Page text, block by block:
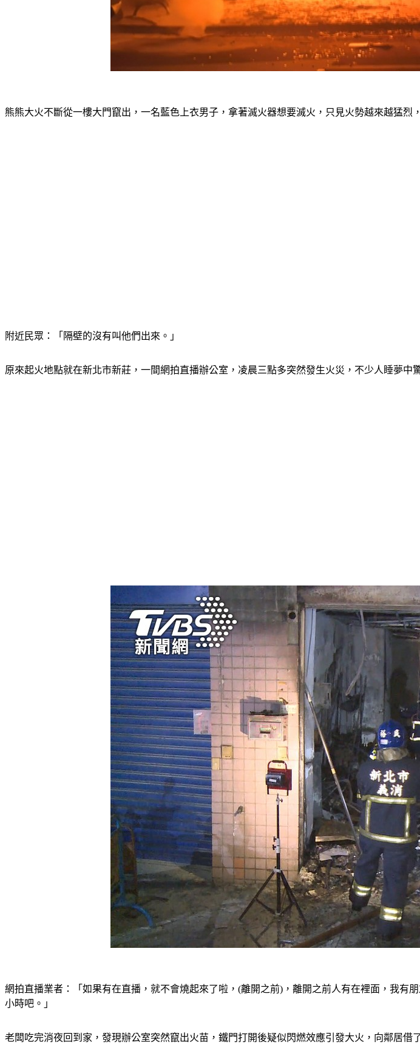
熊熊大火不斷從一樓大門竄出，一名藍色上衣男子，拿著滅火器想要滅火，只見火勢越來越猛烈
附近民眾：「隔壁的沒有叫他們出來。」
原來起火地點就在新北市新莊，一間網拍直播辦公室，凌晨三點多突然發生火災，不少人睡夢中
網拍直播業者：「如果有在直播，就不會燒起來了啦，(離開之前)，離開之前人有在裡面，我
小時吧。」
老闆吃完消夜回到家，發現辦公室突然竄出火苗，鐵門打開後疑似閃燃效應引發大火，向鄰居借